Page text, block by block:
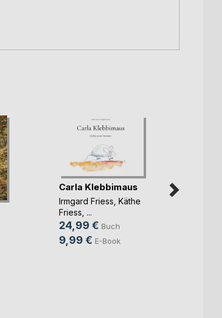
Carla Klebbimaus
Irmgard Friess, Käthe
Friess, ...
24,99 € Buch
9,99 € E-Book